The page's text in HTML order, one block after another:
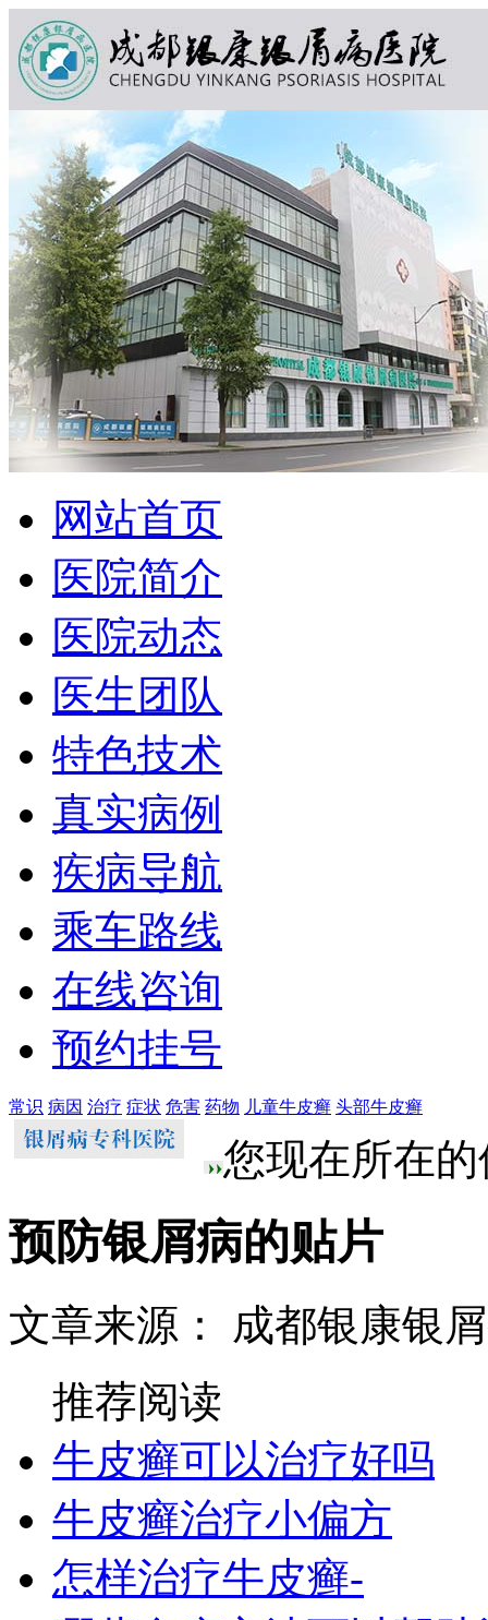
网站首页
医院简介
医院动态
医生团队
特色技术
真实病例
疾病导航
乘车路线
在线咨询
预约挂号
常识 病因 治疗 症状 危害 药物 儿童牛皮癣 头部牛皮癣
您现在所在
预防银屑病的贴片
文章来源： 成都银康银
推荐阅读
牛皮癣可以治疗好吗
牛皮癣治疗小偏方
怎样治疗牛皮癣-